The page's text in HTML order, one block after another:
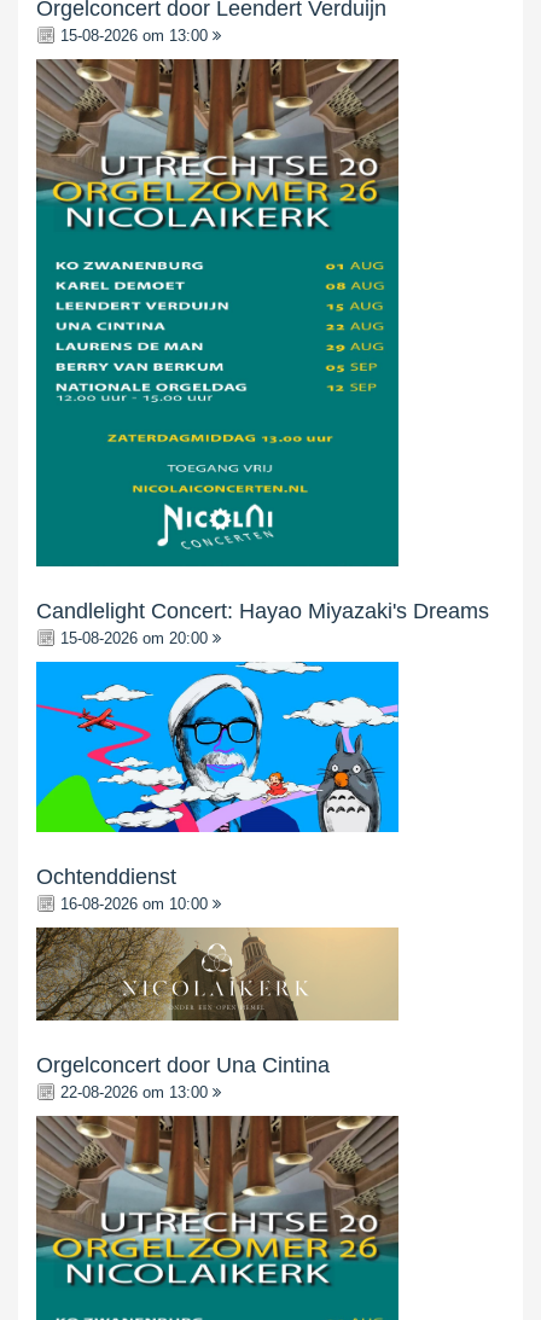
Orgelconcert door Leendert Verduijn
15-08-2026 om 13:00
Candlelight Concert: Hayao Miyazaki's Dreams
15-08-2026 om 20:00
Ochtenddienst
16-08-2026 om 10:00
Orgelconcert door Una Cintina
22-08-2026 om 13:00